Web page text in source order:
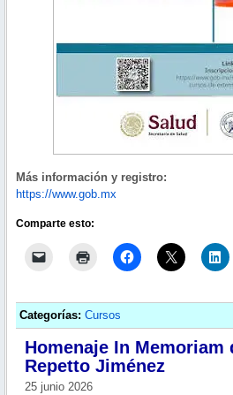
Más información y registro:
https://www.gob.mx
Comparte esto:
Categorías: Cursos
Homenaje In Memoriam
Repetto Jiménez
25 junio 2026